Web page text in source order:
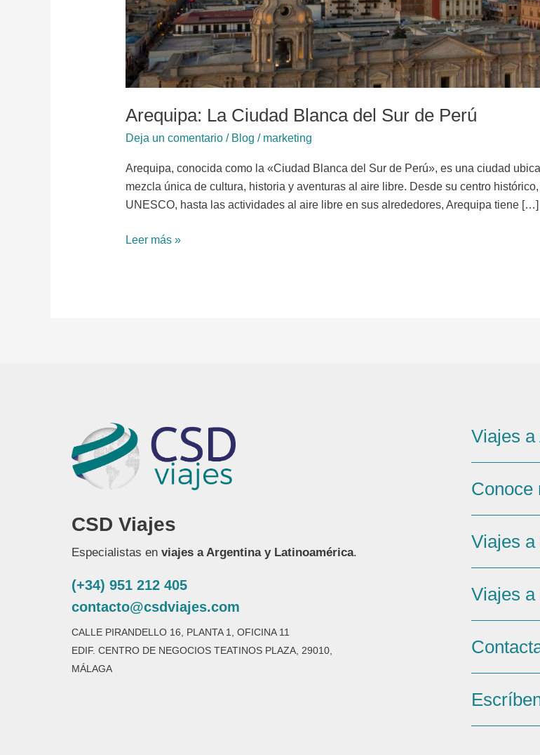
Arequipa: La Ciudad Blanca del Sur de Perú
Deja un comentario / Blog / marketing
Arequipa, conocida como la «Ciudad Blanca del Sur de Perú», es una ciudad
mezcla única de cultura, historia y aventuras al aire libre. Desde su centro
UNESCO, hasta las actividades al aire libre en sus alrededores, Arequipa tiene […]
Leer más »
CSD Viajes
Especialistas en viajes a Argentina y Latinoamérica.
(+34) 951 212 405
contacto@csdviajes.com
CALLE PIRANDELLO 16, PLANTA 1, OFICINA 11
EDIF. CENTRO DE NEGOCIOS TEATINOS PLAZA, 29010,
MÁLAGA
Viajes a
Conoce
Viajes a
Viajes a